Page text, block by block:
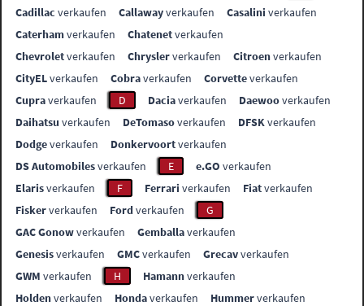
Cadillac verkaufen Callawayverkaufen Casalini verkaufen
Caterhamverkaufen Chatenetverkaufen
Chevroletverkaufen Chryslerverkaufen Citroenverkaufen
CityELverkaufen Cobraverkaufen Corvetteverkaufen
Cupraverkaufen D Daciaverkaufen Daewooverkaufen
Daihatsu verkaufen DeTomasoverkaufen DFSKverkaufen
Dodgeverkaufen Donkervoortverkaufen
DS Automobilesverkaufen E e.GO verkaufen
Elarisverkaufen F Ferrari verkaufen Fiatverkaufen
Fiskerverkaufen Fordverkaufen
G
GAC Gonowverkaufen Gemballaverkaufen
Genesisverkaufen GMCverkaufen Grecavverkaufen
GWM verkaufen H Hamannverkaufen
Holdenverkaufen Hondaverkaufen Hummerverkaufen